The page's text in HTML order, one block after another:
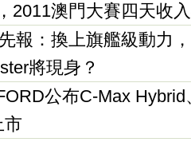
2011澳門大賽四天收
報：換上旗艦級動力
將現身？
公布C-Max
市